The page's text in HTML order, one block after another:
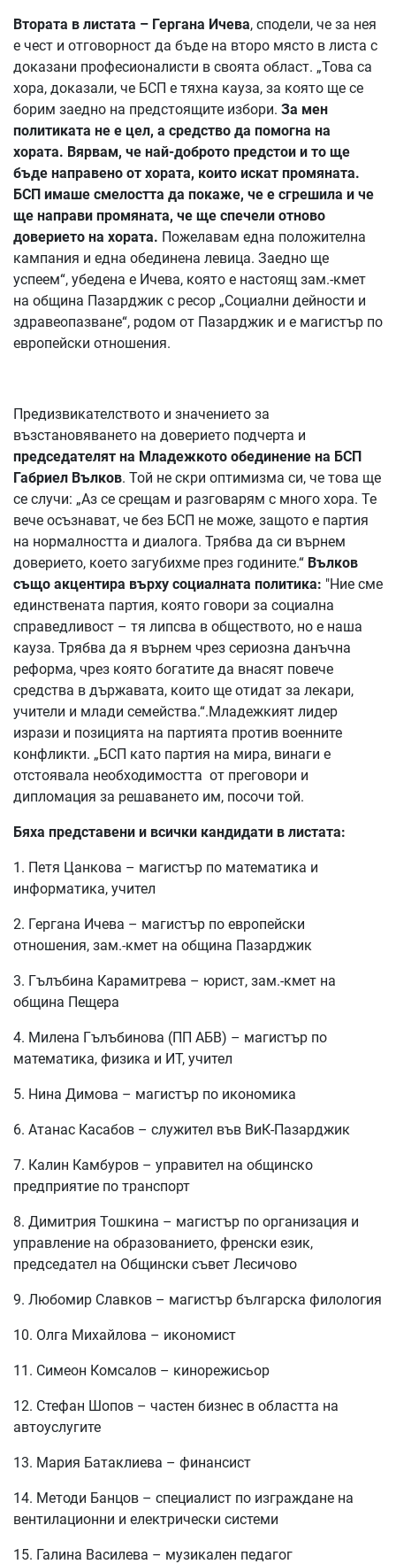
Втората в листата – Гергана Ичева, сподели, че за нея
е чест и отговорност да бъде на второ място в листа с
доказани професионалисти в своята област. „Това са
хора, доказали, че БСП е тяхна кауза, за която ще се
борим заедно на предстоящите избори. За мен
политиката не е цел, а средство да помогна на
хората. Вярвам, че най-доброто предстои и то ще
бъде направено от хората, които искат промяната.
БСП имаше смелостта да покаже, че е сгрешила и че
ще направи промяната, че ще спечели отново
доверието на хората. Пожелавам една положителна
кампания и една обединена левица. Заедно ще
успеем“, убедена е Ичева, която е настоящ зам.-кмет
на община Пазарджик с ресор „Социални дейности и
здравеопазване“, родом от Пазарджик и е магистър по
европейски отношения.
Предизвикателството и значението за
възстановяването на доверието подчерта и
председателят на Младежкото обединение на БСП
Габриел Вълков. Той не скри оптимизма си, че това ще
се случи: „Аз се срещам и разговарям с много хора. Те
вече осъзнават, че без БСП не може, защото е партия
на нормалността и диалога. Трябва да си върнем
доверието, което загубихме през годините.“ Вълков
също акцентира върху социалната политика: "Ние сме
единствената партия, която говори за социална
справедливост – тя липсва в обществото, но е наша
кауза. Трябва да я върнем чрез сериозна данъчна
реформа, чрез която богатите да внасят повече
средства в държавата, които ще отидат за лекари,
учители и млади семейства.“.Младежкият лидер
изрази и позицията на партията против военните
конфликти. „БСП като партия на мира, винаги е
отстоявала необходимостта от преговори и
дипломация за решаването им, посочи той.
Бяха представени и всички кандидати в листата:
1. Петя Цанкова – магистър по математика и
информатика, учител
2. Гергана Ичева – магистър по европейски
отношения, зам.-кмет на община Пазарджик
3. Гълъбина Карамитрева – юрист, зам.-кмет на
община Пещера
4. Милена Гълъбинова (ПП АБВ) – магистър по
математика, физика и ИТ, учител
5. Нина Димова – магистър по икономика
6. Атанас Касабов – служител във ВиК-Пазарджик
7. Калин Камбуров – управител на общинско
предприятие по транспорт
8. Димитрия Тошкина – магистър по организация и
управление на образованието, френски език,
председател на Общински съвет Лесичово
9. Любомир Славков – магистър българска филология
10. Олга Михайлова – икономист
11. Симеон Комсалов – кинорежисьор
12. Стефан Шопов – частен бизнес в областта на
автоуслугите
13. Мария Батаклиева – финансист
14. Методи Банцов – специалист по изграждане на
вентилационни и електрически системи
15. Галина Василева – музикален педагог